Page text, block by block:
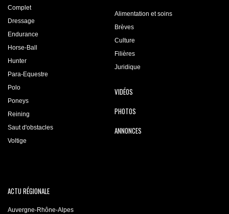
Complet
Dressage
Endurance
Horse-Ball
Hunter
Para-Equestre
Polo
Poneys
Reining
Saut d'obstacles
Voltige
Alimentation et soins
Brèves
Culture
Filières
Juridique
VIDÉOS
PHOTOS
ANNONCES
ACTU RÉGIONALE
Auvergne-Rhône-Alpes